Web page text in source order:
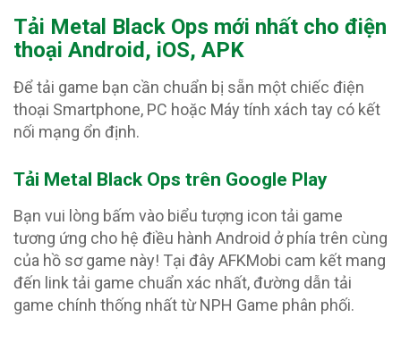
Tải Metal Black Ops mới nhất cho điện
thoại Android, iOS, APK
Để tải game bạn cần chuẩn bị sẵn một chiếc điện
thoại Smartphone, PC hoặc Máy tính xách tay có kết
nối mạng ổn định.
Tải Metal Black Ops trên Google Play
Bạn vui lòng bấm vào biểu tượng icon tải game
tương ứng cho hệ điều hành Android ở phía trên cùng
của hồ sơ game này! Tại đây AFKMobi cam kết mang
đến link tải game chuẩn xác nhất, đường dẫn tải
game chính thống nhất từ NPH Game phân phối.